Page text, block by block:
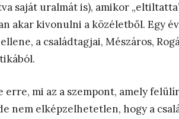
saját uralmát is), amikor
akar kivonulni a közéletből. Egy
a családtagjai, Mészáros,
mi az a szempont, amely
nem elképzelhetetlen, hogy a